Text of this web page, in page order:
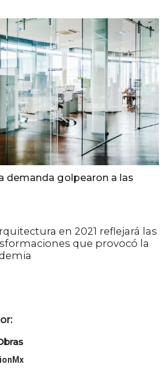
demanda golpearon a las
en 2021 reflejará las
que provocó la